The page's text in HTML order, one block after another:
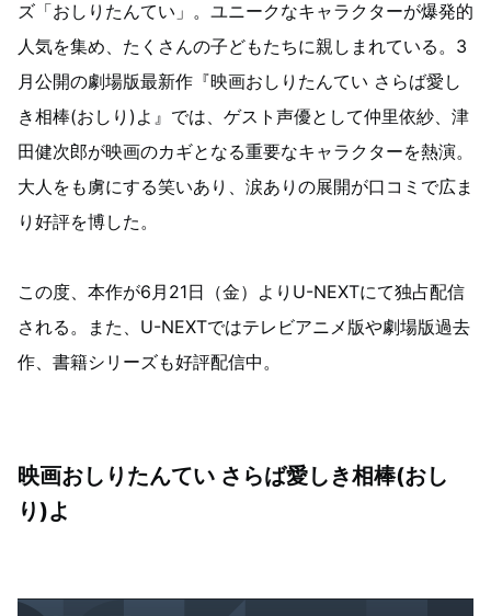
ズ「おしりたんてい」。ユニークなキャラクターが爆発的
人気を集め、たくさんの子どもたちに親しまれている。3
月公開の劇場版最新作『映画おしりたんてい さらば愛し
き相棒(おしり)よ』では、ゲスト声優として仲里依紗、津
田健次郎が映画のカギとなる重要なキャラクターを熱演。
大人をも虜にする笑いあり、涙ありの展開が口コミで広ま
り好評を博した。
この度、本作が6月21日（金）よりU-NEXTにて独占配信
される。また、U-NEXTではテレビアニメ版や劇場版過去
作、書籍シリーズも好評配信中。
映画おしりたんてい さらば愛しき相棒(おし
り)よ